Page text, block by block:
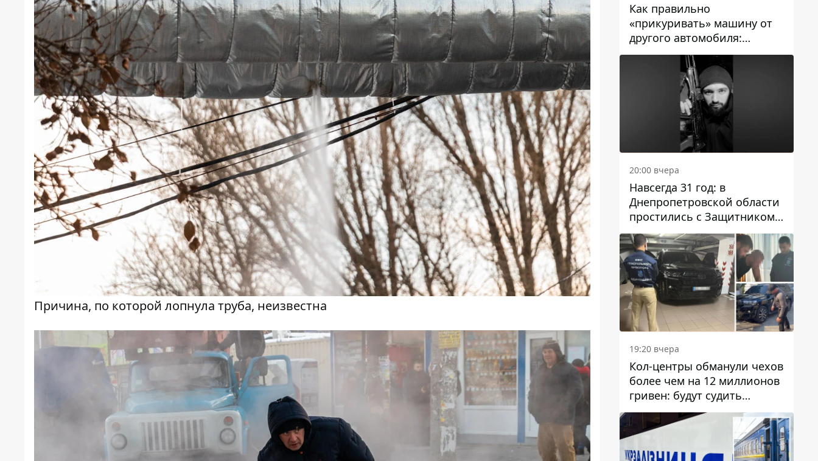
Причина, по которой лопнула труба, неизвестна
Как правильно
«прикуривать» машину от
другого автомобиля:
инструкция для водителей
20:00 вчера
Навсегда 31 год: в
Днепропетровской области
простились с Защитником
Александром Репиным
19:20 вчера
Кол-центры обманули чехов
более чем на 12 миллионов
гривен: будут судить
днепрянина,
организовавшего
транснациональную
преступную организацию